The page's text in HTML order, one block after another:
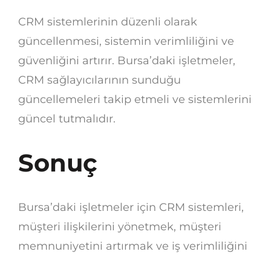
CRM sistemlerinin düzenli olarak
güncellenmesi, sistemin verimliliğini ve
güvenliğini artırır. Bursa’daki işletmeler,
CRM sağlayıcılarının sunduğu
güncellemeleri takip etmeli ve sistemlerini
güncel tutmalıdır.
Sonuç
Bursa’daki işletmeler için CRM sistemleri,
müşteri ilişkilerini yönetmek, müşteri
memnuniyetini artırmak ve iş verimliliğini